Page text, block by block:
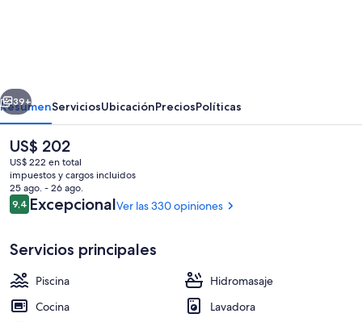
Albert
Park
Lake
Una piscina al aire libre, sillones
Siguiente
39+
ResumenServiciosUbicaciónPreciosPolíticas
El
precio
actual
es
de
US$ 202
US$ 202
US$ 222 en total
impuestos y cargos incluidos
25 ago. - 26 ago.
Opiniones
9,49,4 de 10
ExcepcionalVer las 330 opiniones
Servicios principales
Piscina
Hidromasaje
Cocina
Lavadora